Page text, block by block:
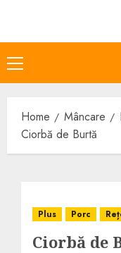
content
Primary
Menu
Home Mâncare
Ciorbă de Burtă
Plus Porc
Ciorbă de